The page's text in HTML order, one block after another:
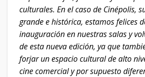
culturales. En el caso de Cinépolis,
grande e histórica, estamos felices
inauguración en nuestras salas y
de esta nueva edición, ya que
forjar un espacio cultural de alto
cine comercial y por supuesto